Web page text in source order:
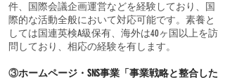
件、国際会議企画運営などを経験しており、国
際的な活動全般において対応可能です。素養と
しては国連英検A級保有、海外は40ヶ国以上を訪
問しており、相応の経験を有します。
③ホームページ・SNS事業「事業戦略と整合した